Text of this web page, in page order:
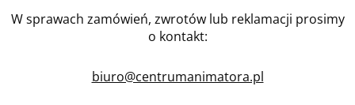
W sprawach zamówień, zwrotów lub reklamacji prosimy
o kontakt:
biuro@centrumanimatora.pl